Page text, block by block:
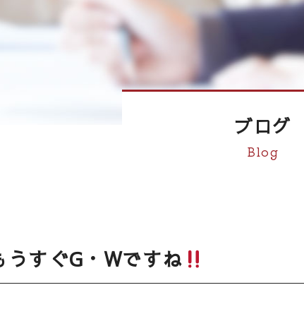
ブログ
Blog
うすぐG・Wですね